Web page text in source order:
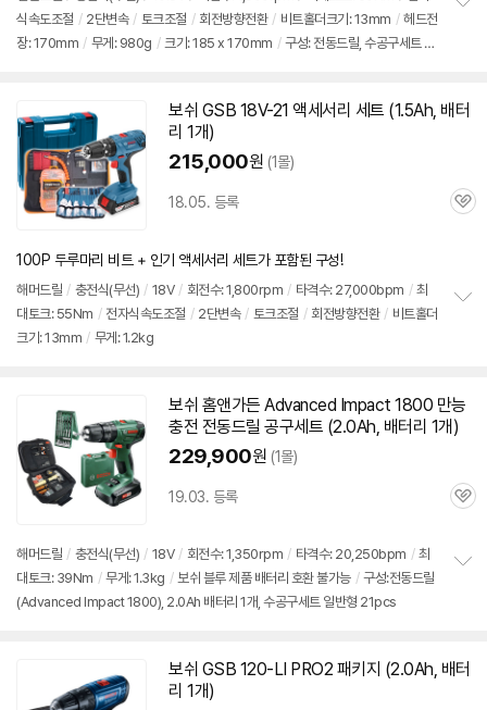
식속도조절 / 2단변속 / 토크조절 / 회전방향전환 / 비트홀더크기: 13mm / 헤드전
장: 170mm / 무게: 980g / 크기: 185 x 170mm / 구성: 전동드릴, 수공구세트 11
기
보쉬 GSB 18V-21 액세서리 세트 (1.5Ah, 배터
리 1개)
215,000원 (1몰)
18.05. 등록
관
100P 두루마리 비트 + 인기 액세서리 세트가 포함된 구성!
해머드릴 / 충전식(무선) / 18V / 회전수: 1,800rpm / 타격수: 27,000bpm / 최
대토크: 55Nm / 전자식속도조절 / 2단변속 / 토크조절 / 회전방향전환 / 비트홀더
크기: 13mm / 무게: 1.2kg
기
보쉬 홈앤가든 Advanced Impact 1800 만능
충전 전동드릴 공구세트 (2.0Ah, 배터리 1개)
229,900원 (1몰)
19.03. 등록
관
해머드릴 / 충전식(무선) / 18V / 회전수: 1,350rpm / 타격수: 20,250bpm / 최
대토크: 39Nm / 무게: 1.3kg / 보쉬 블루 제품 배터리 호환 불가능 / 구성:전동드릴
(Advanced Impact 1800), 2.0Ah 배터리 1개, 수공구세트 일반형 21pcs
기
보쉬 GSB 120-LI PRO2 패키지 (2.0Ah, 배터
리 1개)